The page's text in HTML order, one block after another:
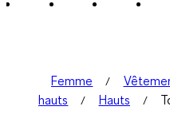
Femme
hauts
Hauts